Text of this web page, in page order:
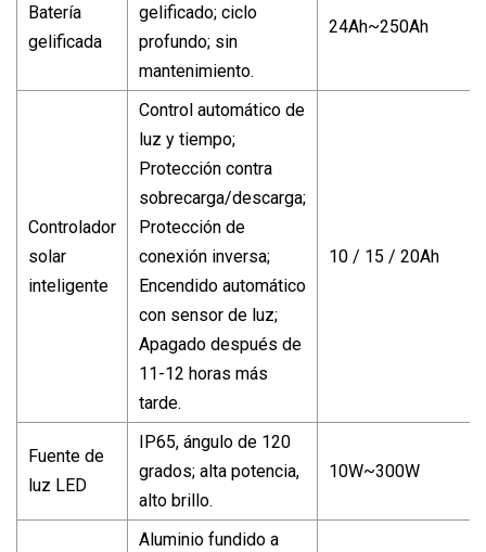
Batería
gelificada
gelificado; ciclo
profundo; sin
mantenimiento.
24Ah~250Ah
Controlador
solar
inteligente
Control automático de
luz y tiempo;
Protección contra
sobrecarga/descarga;
Protección de
conexión inversa;
Encendido automático
con sensor de luz;
Apagado después de
11-12 horas más
tarde.
10 / 15 / 20Ah
Fuente de
luz LED
IP65, ángulo de 120
grados; alta potencia,
alto brillo.
10W~300W
Aluminio fundido a